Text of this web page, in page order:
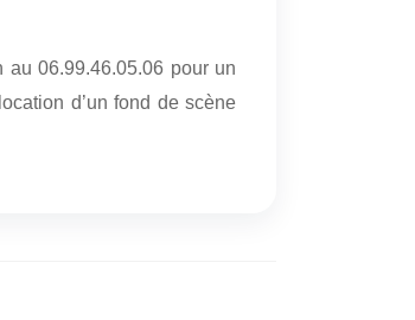
au 06.99.46.05.06 pour un
d’un fond de scène